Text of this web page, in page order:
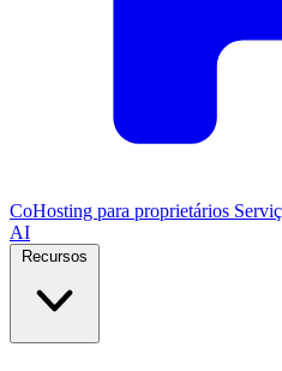
CoHosting para proprietários
AI